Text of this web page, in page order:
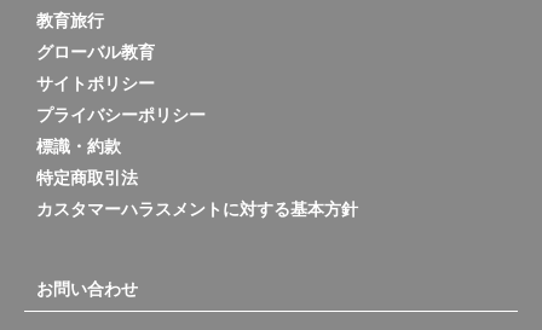
教育旅行
グローバル教育
サイトポリシー
プライバシーポリシー
標識・約款
特定商取引法
カスタマーハラスメントに対する基本方針
お問い合わせ